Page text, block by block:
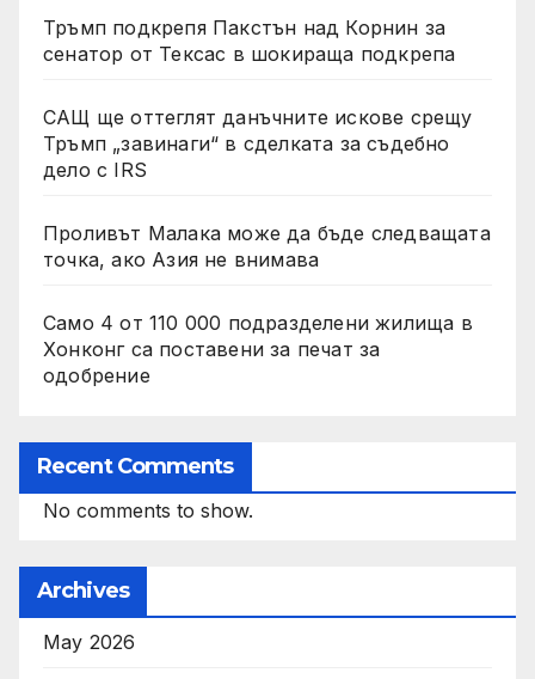
Тръмп подкрепя Пакстън над Корнин за
сенатор от Тексас в шокираща подкрепа
САЩ ще оттеглят данъчните искове срещу
Тръмп „завинаги“ в сделката за съдебно
дело с IRS
Проливът Малака може да бъде следващата
точка, ако Азия не внимава
Само 4 от 110 000 подразделени жилища в
Хонконг са поставени за печат за
одобрение
Recent Comments
No comments to show.
Archives
May 2026